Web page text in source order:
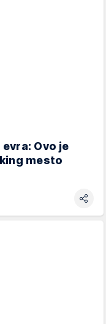
Ovo je
mesto